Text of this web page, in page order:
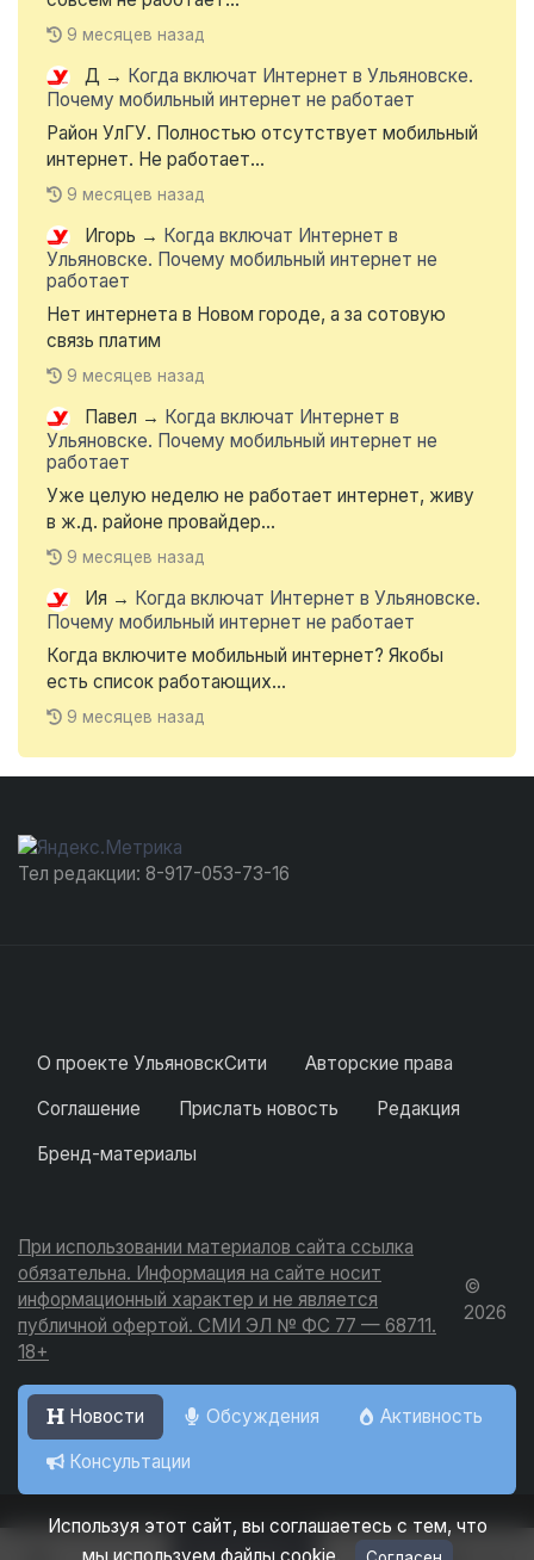
9 месяцев назад
Д → Когда включат Интернет в Ульяновске.
Почему мобильный интернет не работает
Район УлГУ. Полностью отсутствует мобильный
интернет. Не работает...
9 месяцев назад
Игорь → Когда включат Интернет в
Ульяновске. Почему мобильный интернет не
работает
Нет интернета в Новом городе, а за сотовую
связь платим
9 месяцев назад
Павел → Когда включат Интернет в
Ульяновске. Почему мобильный интернет не
работает
Уже целую неделю не работает интернет, живу
в ж.д. районе провайдер...
9 месяцев назад
Ия → Когда включат Интернет в Ульяновске.
Почему мобильный интернет не работает
Когда включите мобильный интернет? Якобы
есть список работающих...
9 месяцев назад
Тел редакции: 8-917-053-73-16
О проекте УльяновскСити
Авторские права
Соглашение
Прислать новость
Редакция
Бренд-материалы
При использовании материалов сайта ссылка
обязательна. Информация на сайте носит
информационный характер и не является
публичной офертой. СМИ ЭЛ № ФС 77 — 68711.
18+
©
2026
Новости Обсуждения
Активность
Консультации
Добавить
Используя этот сайт, вы соглашаетесь с тем, что